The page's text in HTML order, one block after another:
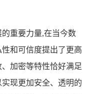
重要力量,在当今数
和可信度提出了更高
加密等特性恰好满足
现更加安全、透明的